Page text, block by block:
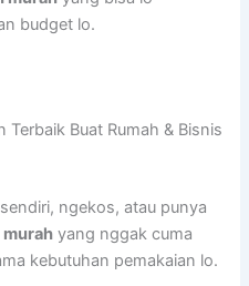
budget lo.
Buat Rumah & Bisnis
ngekos, atau punya
yang nggak cuma
kebutuhan pemakaian lo.